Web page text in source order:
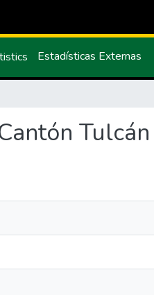
Estadísticas Externas
Tulcán